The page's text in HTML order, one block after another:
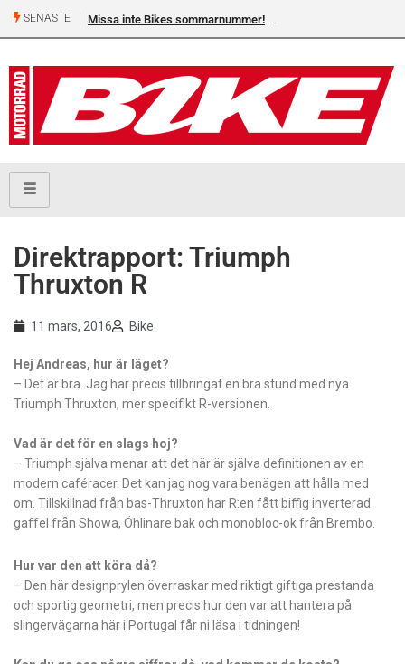
SENASTE Missa inte Bikes sommarnummer!
Direktrapport: Triumph
Thruxton R
11 mars, 2016 Bike
Hej Andreas, hur är läget?
– Det är bra. Jag har precis tillbringat en bra stund med nya
Triumph Thruxton, mer specifikt R-versionen.
Vad är det för en slags hoj?
– Triumph själva menar att det här är själva definitionen av en
modern caféracer. Det kan jag nog vara benägen att hålla med
om. Tillskillnad från bas-Thruxton har R:en fått biffig inverterad
gaffel från Showa, Öhlinare bak och monobloc-ok från Brembo.
Hur var den att köra då?
– Den här designprylen överraskar med riktigt giftiga prestanda
och sportig geometri, men precis hur den var att hantera på
slingervägarna här i Portugal får ni läsa i tidningen!